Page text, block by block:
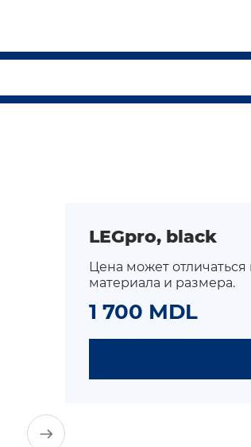
LEGpro, black
Цена может
материала и размера.
1 700 MDL